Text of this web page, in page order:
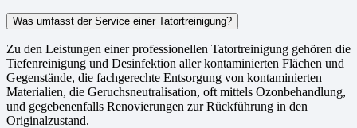
Was umfasst der Service einer Tatortreinigung?
Zu den Leistungen einer professionellen Tatortreinigung gehören die
Tiefenreinigung und Desinfektion aller kontaminierten Flächen und
Gegenstände, die fachgerechte Entsorgung von kontaminierten
Materialien, die Geruchsneutralisation, oft mittels Ozonbehandlung,
und gegebenenfalls Renovierungen zur Rückführung in den
Originalzustand.